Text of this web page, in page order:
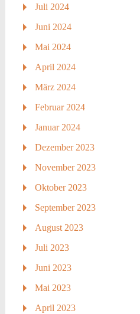
Juli 2024
Juni 2024
Mai 2024
April 2024
März 2024
Februar 2024
Januar 2024
Dezember 2023
November 2023
Oktober 2023
September 2023
August 2023
Juli 2023
Juni 2023
Mai 2023
April 2023